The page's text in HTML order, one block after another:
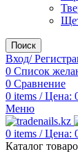
Поиск
Вход/
0 Список
0 Сравнение
0 items / Цена:
Меню
0 items / Цена:
Каталог